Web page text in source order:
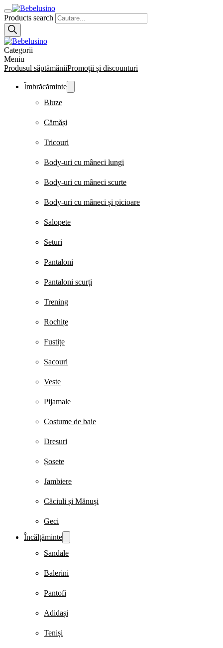
Products search
Categorii
Meniu
Produsul săptămăniiPromoții și discounturi
Îmbrăcăminte
Bluze
Cămăși
Tricouri
Body-uri cu mâneci lungi
Body-uri cu mâneci scurte
Body-uri cu mâneci și picioare
Salopete
Seturi
Pantaloni
Pantaloni scurți
Trening
Rochițe
Fustițe
Sacouri
Veste
Pijamale
Costume de baie
Dresuri
Șosete
Jambiere
Căciuli și Mănuși
Geci
Încălțăminte
Sandale
Balerini
Pantofi
Adidași
Teniși